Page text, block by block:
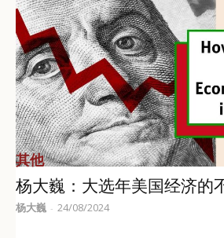
其他
杨大巍：大选年美国经济的
杨大巍 - 24/08/2024